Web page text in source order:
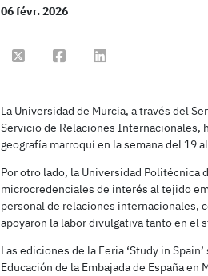
06 févr. 2026
Compartir en Twitter
Compartir en Facebook
Compartir en
La Universidad de Murcia, a través del
Servicio de Relaciones Internacionales,
geografía marroquí en la semana del 19
Por otro lado, la Universidad Politécnica
microcredenciales de interés al tejido
personal de relaciones internacionales,
apoyaron la labor divulgativa tanto en el
Las ediciones de la Feria ‘Study in
Educación de la Embajada de España